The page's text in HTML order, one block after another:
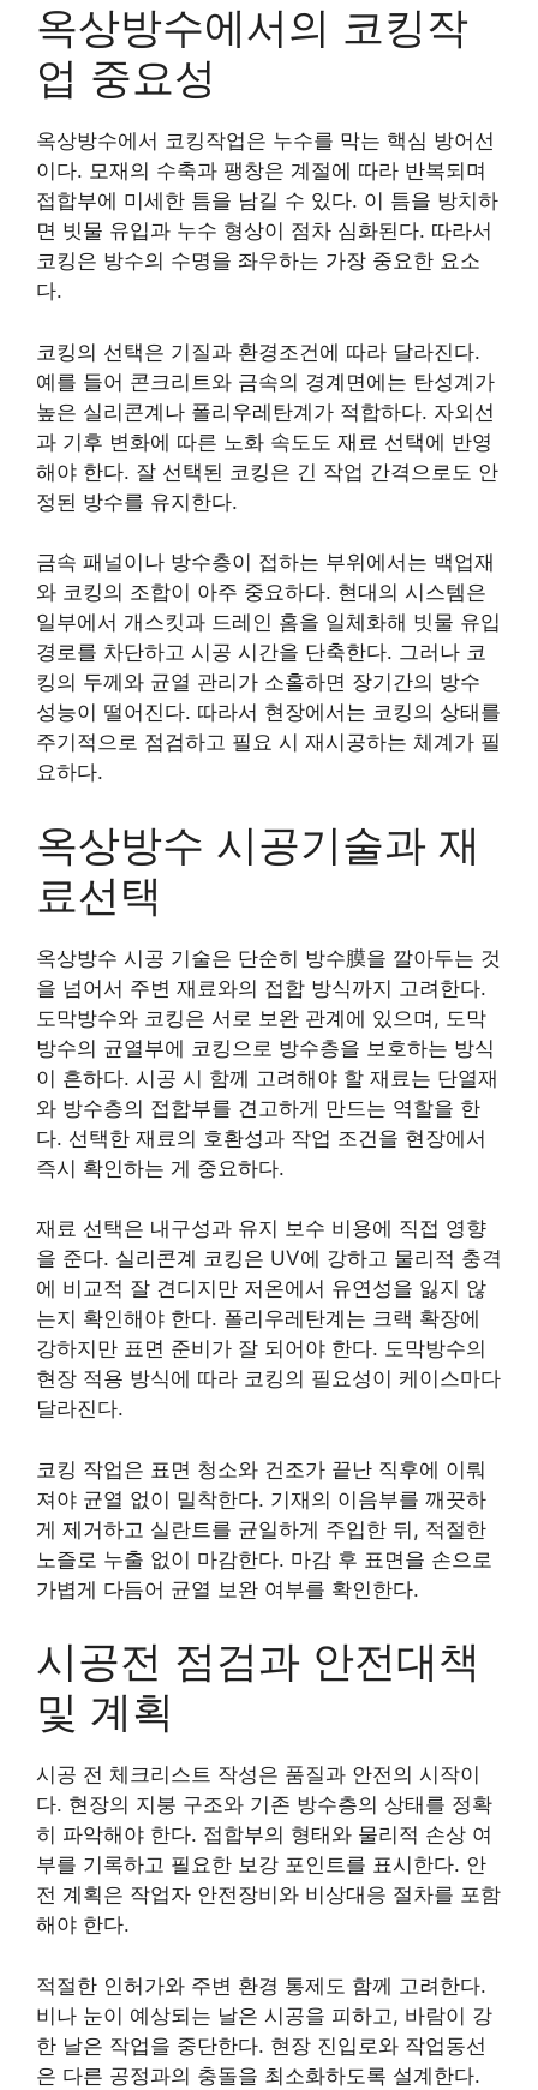
옥상방수에서의 코킹작
업 중요성
옥상방수에서 코킹작업은 누수를 막는 핵심 방어선
이다. 모재의 수축과 팽창은 계절에 따라 반복되며
접합부에 미세한 틈을 남길 수 있다. 이 틈을 방치하
면 빗물 유입과 누수 형상이 점차 심화된다. 따라서
코킹은 방수의 수명을 좌우하는 가장 중요한 요소
다.
코킹의 선택은 기질과 환경조건에 따라 달라진다.
예를 들어 콘크리트와 금속의 경계면에는 탄성계가
높은 실리콘계나 폴리우레탄계가 적합하다. 자외선
과 기후 변화에 따른 노화 속도도 재료 선택에 반영
해야 한다. 잘 선택된 코킹은 긴 작업 간격으로도 안
정된 방수를 유지한다.
금속 패널이나 방수층이 접하는 부위에서는 백업재
와 코킹의 조합이 아주 중요하다. 현대의 시스템은
일부에서 개스킷과 드레인 홈을 일체화해 빗물 유입
경로를 차단하고 시공 시간을 단축한다. 그러나 코
킹의 두께와 균열 관리가 소홀하면 장기간의 방수
성능이 떨어진다. 따라서 현장에서는 코킹의 상태를
주기적으로 점검하고 필요 시 재시공하는 체계가 필
요하다.
옥상방수 시공기술과 재
료선택
옥상방수 시공 기술은 단순히 방수膜을 깔아두는 것
을 넘어서 주변 재료와의 접합 방식까지 고려한다.
도막방수와 코킹은 서로 보완 관계에 있으며, 도막
방수의 균열부에 코킹으로 방수층을 보호하는 방식
이 흔하다. 시공 시 함께 고려해야 할 재료는 단열재
와 방수층의 접합부를 견고하게 만드는 역할을 한
다. 선택한 재료의 호환성과 작업 조건을 현장에서
즉시 확인하는 게 중요하다.
재료 선택은 내구성과 유지 보수 비용에 직접 영향
을 준다. 실리콘계 코킹은 UV에 강하고 물리적 충격
에 비교적 잘 견디지만 저온에서 유연성을 잃지 않
는지 확인해야 한다. 폴리우레탄계는 크랙 확장에
강하지만 표면 준비가 잘 되어야 한다. 도막방수의
현장 적용 방식에 따라 코킹의 필요성이 케이스마다
달라진다.
코킹 작업은 표면 청소와 건조가 끝난 직후에 이뤄
져야 균열 없이 밀착한다. 기재의 이음부를 깨끗하
게 제거하고 실란트를 균일하게 주입한 뒤, 적절한
노즐로 누출 없이 마감한다. 마감 후 표면을 손으로
가볍게 다듬어 균열 보완 여부를 확인한다.
시공전 점검과 안전대책
및 계획
시공 전 체크리스트 작성은 품질과 안전의 시작이
다. 현장의 지붕 구조와 기존 방수층의 상태를 정확
히 파악해야 한다. 접합부의 형태와 물리적 손상 여
부를 기록하고 필요한 보강 포인트를 표시한다. 안
전 계획은 작업자 안전장비와 비상대응 절차를 포함
해야 한다.
적절한 인허가와 주변 환경 통제도 함께 고려한다.
비나 눈이 예상되는 날은 시공을 피하고, 바람이 강
한 날은 작업을 중단한다. 현장 진입로와 작업동선
은 다른 공정과의 충돌을 최소화하도록 설계한다.